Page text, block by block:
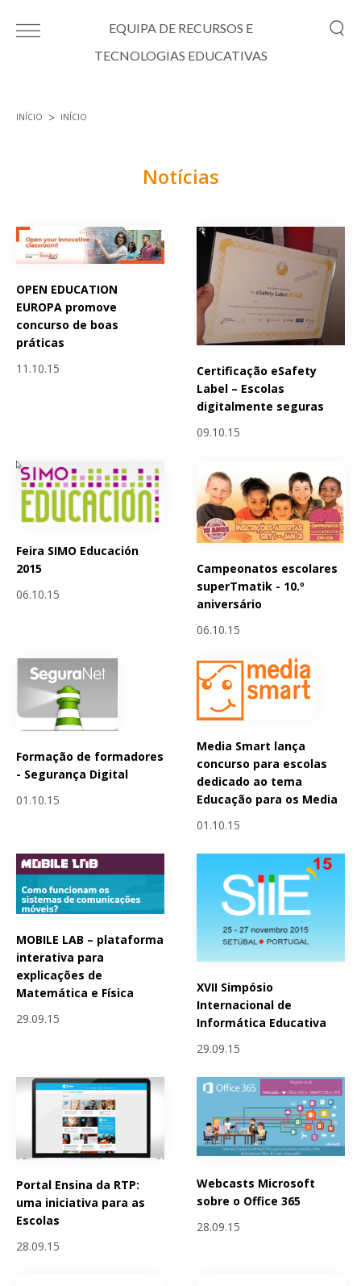
EQUIPA DE RECURSOS E
TECNOLOGIAS EDUCATIVAS
INÍCIO INÍCIO
Notícias
OPEN EDUCATION
EUROPA promove
concurso de boas
práticas
11.10.15
Certificação eSafety
Label – Escolas
digitalmente seguras
09.10.15
Feira SIMO Educación
2015
06.10.15
Campeonatos escolares
superTmatik - 10.º
aniversário
06.10.15
Formação de formadores
- Segurança Digital
01.10.15
Media Smart lança
concurso para escolas
dedicado ao tema
Educação para os Media
01.10.15
MOBILE LAB – plataforma
interativa para
explicações de
Matemática e Física
29.09.15
XVII Simpósio
Internacional de
Informática Educativa
29.09.15
Portal Ensina da RTP:
uma iniciativa para as
Escolas
28.09.15
Webcasts Microsoft
sobre o Office 365
28.09.15
Páginas